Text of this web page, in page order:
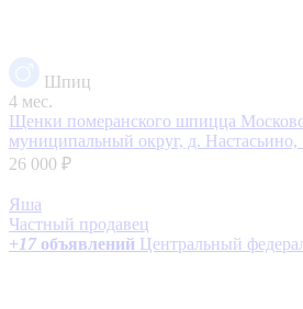
Шпиц
4 мес.
Щенки померанского шпицца
муниципальный округ, д. Настасьино,
26 000 ₽
Яша
Частный продавец
+17 объявлений Центральный